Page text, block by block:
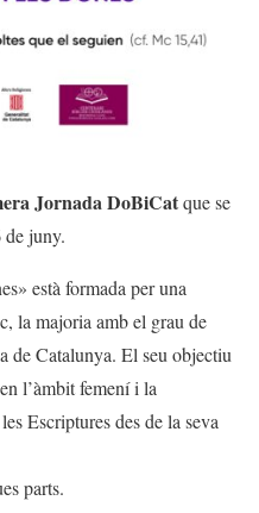
Jornada DoBiCatque se
de juny.
està formada per una
la majoria amb el grau de
de Catalunya. El seu objectiu
l’àmbit femení i la
Escriptures des de la seva
parts.